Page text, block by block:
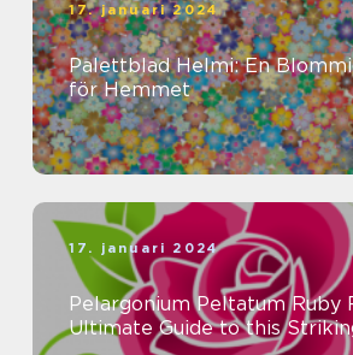
17. januari 2024
Palettblad Helmi: En
för Hemmet
17. januari 2024
Pelargonium Peltatum Ruby
Ultimate Guide to this